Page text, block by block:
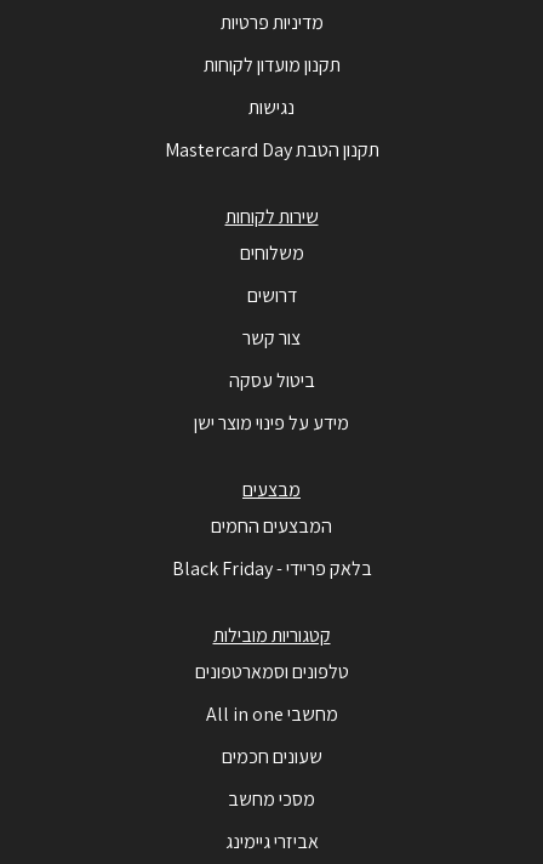
מדיניות פרטיות
תקנון מועדון לקוחות
נגישות
תקנון הטבת Mastercard Day
שירות לקוחות
משלוחים
דרושים
צור קשר
ביטול עסקה
מידע על פינוי מוצר ישן
מבצעים
המבצעים החמים
בלאק פריידי - Black Friday
קטגוריות מובילות
טלפונים וסמארטפונים
מחשבי All in one
שעונים חכמים
מסכי מחשב
אביזרי גיימינג